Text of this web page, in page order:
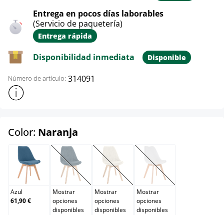
Entrega en pocos días laborables
(Servicio de paquetería)
Entrega rápida
Disponibilidad inmediata Disponible
Número de artículo: 314091
Mostrar más información sobre el producto
Color: Naranja
Azul
Azul
61,90 €
Azul oscuro
(Esta opción no está disponible en este momento.)
Mostrar
opciones
disponibles
Beige
(Esta opción no está disponible en
Mostrar
opciones
disponibles
Blanco
(Esta opción no está
Mostrar
opciones
disponibles